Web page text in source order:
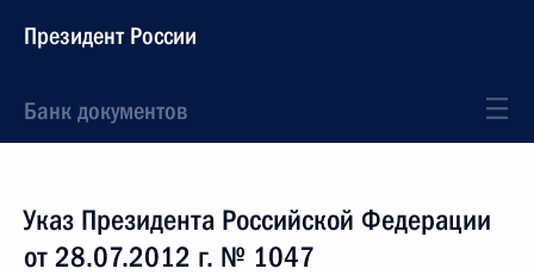
Президент России
Банк документов
Указ Президента Российской Федерации
от 28.07.2012 г. № 1047